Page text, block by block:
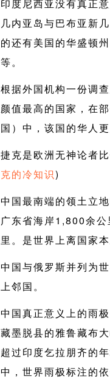
印度尼西亚没有真正
几内亚岛与巴布亚新
的还有美国的华盛顿
等。
根据外国机构一份调
颜值最高的国家，在
国）中，该国的华人
捷克是欧洲无神论者
克的冷知识)
中国最南端的领土立
广东省海岸1,800余
里。是世界上离国家
中国与俄罗斯并列为
上邻国。
中国真正意义上的雨
藏墨脱县的雅鲁藏布
超过印度乞拉朋齐的
中，世界雨极标注的